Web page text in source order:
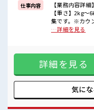
■職場の雰囲気
髪型・髪色自由♪
派手過ぎなければOKだか
ロッカーあり！
安心してお仕事に集中♪
程よく残業あり！
仕事内容
【業務内容詳
【重さ】2kg
集です。※カウン
事PR ≪無理な
手過ぎなけれ
≫ 新しいことに
く環境が整って
指していきま
けの派遣のお仕事です！ ■職場の雰囲
手過ぎなけれ
…詳細を見る
詳細を見る
気に